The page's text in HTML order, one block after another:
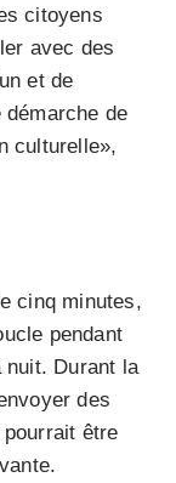
citoyens
avec des
et de
de
culturelle»,
cinq minutes,
pendant
nuit. Durant la
des
être